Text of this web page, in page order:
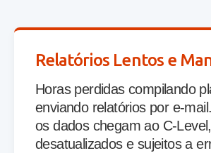
Relatórios Lentos e
Horas perdidas compilando
enviando relatórios por e-
os dados chegam ao C-
desatualizados e sujeitos a